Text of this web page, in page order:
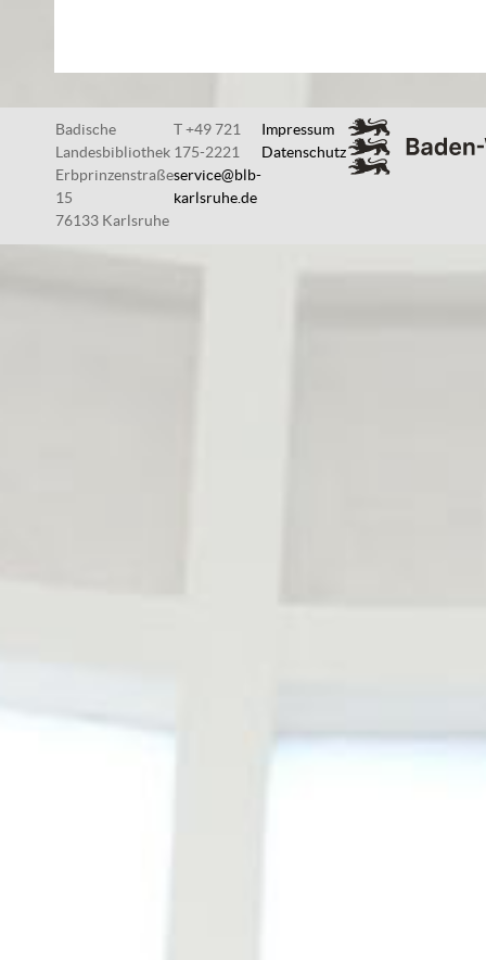
Badische
Landesbibliothek
Erbprinzenstraße
15
76133 Karlsruhe
T +49 721
175-2221
service@blb-
karlsruhe.de
Impressum
Datenschutz